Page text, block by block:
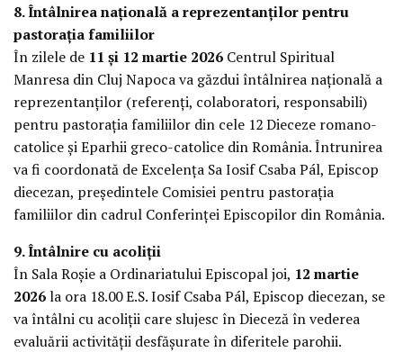
8. Întâlnirea națională a reprezentanților pentru
pastorația familiilor
În zilele de 11 și 12 martie 2026 Centrul Spiritual
Manresa din Cluj Napoca va găzdui întâlnirea națională a
reprezentanților (referenți, colaboratori, responsabili)
pentru pastorația familiilor din cele 12 Dieceze romano-
catolice și Eparhii greco-catolice din România. Întrunirea
va fi coordonată de Excelența Sa Iosif Csaba Pál, Episcop
diecezan, președintele Comisiei pentru pastorația
familiilor din cadrul Conferinței Episcopilor din România.
9. Întâlnire cu acoliții
În Sala Roșie a Ordinariatului Episcopal joi, 12 martie
2026 la ora 18.00 E.S. Iosif Csaba Pál, Episcop diecezan, se
va întâlni cu acoliții care slujesc în Dieceză în vederea
evaluării activității desfășurate în diferitele parohii.